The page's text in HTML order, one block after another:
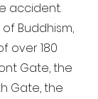
accident.
Buddhism,
over 180
Gate, the
Gate, the